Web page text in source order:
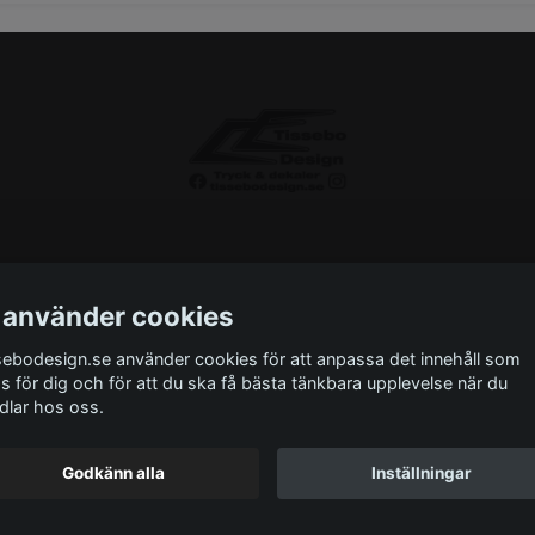
oss Monteringsinstruktioner Miljö
cookies
använder cookies för att anpassa det innehåll som
för dig och för att du ska få bästa tänkbara upplevelse när du
hos oss.
Godkänn alla Inställningar